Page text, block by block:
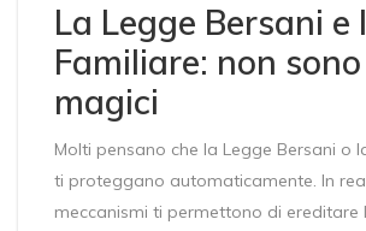
La Legge Bersani e
Familiare: non
magici
Molti pensano che la Legge Bersani o
ti proteggano automaticamente. In
meccanismi ti permettono di ereditare